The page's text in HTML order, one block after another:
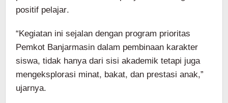
positif pelajar.
“Kegiatan ini sejalan dengan program prioritas
Pemkot Banjarmasin dalam pembinaan karakter
siswa, tidak hanya dari sisi akademik tetapi juga
mengeksplorasi minat, bakat, dan prestasi anak,”
ujarnya.